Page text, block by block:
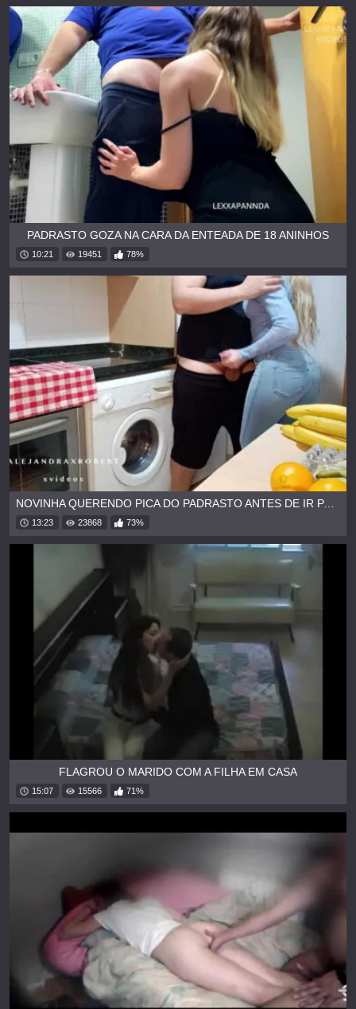
PADRASTO GOZA NA CARA DA ENTEADA DE 18 ANINHOS
10:21 19451 78%
NOVINHA QUERENDO PICA DO PADRASTO ANTES DE IR PARA FACULDADE
13:23 23868 73%
FLAGROU O MARIDO COM A FILHA EM CASA
15:07 15566 71%